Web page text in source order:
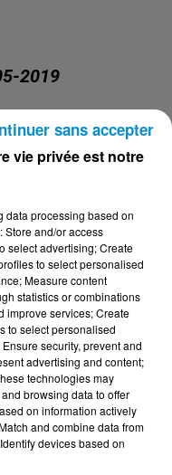
2019
24/07/26
vie privée est notre
data processing based on
Store and/or access
select advertising; Create
to select personalised
Measure content
statistics or combinations
improve services; Create
to select personalised
security, prevent and
advertising and content;
technologies may
browsing data to offer
on information actively
and combine data from
devices based on
sans accepter